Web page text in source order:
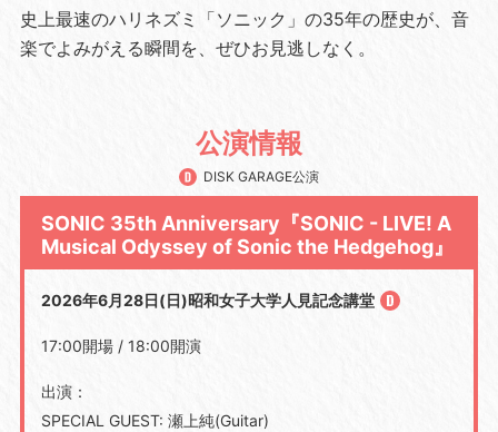
史上最速のハリネズミ「ソニック」の35年の歴史が、音
楽でよみがえる瞬間を、ぜひお見逃しなく。
公演情報
DISK GARAGE公演
SONIC 35th Anniversary『SONIC - LIVE! A
Musical Odyssey of Sonic the Hedgehog』
2026年6月28日(日)昭和女子大学人見記念講堂
17:00開場 / 18:00開演
出演：
SPECIAL GUEST: 瀬上純(Guitar)